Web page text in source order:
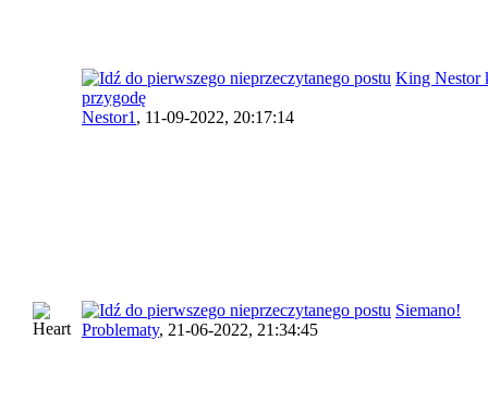
King Nestor
przygodę
Nestor1 , 11-09-2022, 20:17:14
Siemano!
Problematy, 21-06-2022, 21:34:45